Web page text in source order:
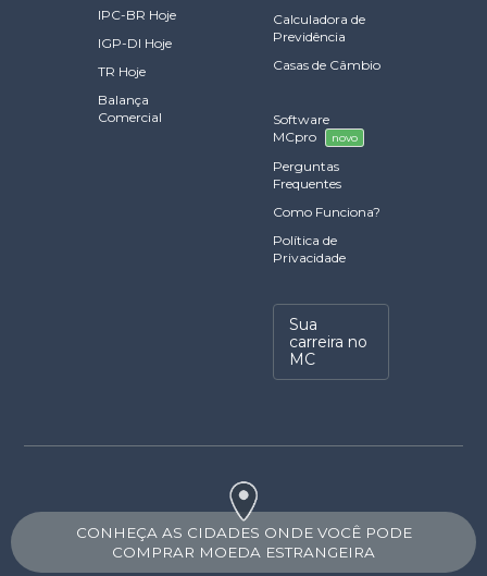
IPC-BR Hoje
IGP-DI Hoje
TR Hoje
Balança
Comercial
Calculadora de
Previdência
Casas de Câmbio
Software
MCpro
novo
Perguntas
Frequentes
Como Funciona?
Política de
Privacidade
Sua
carreira no
MC
CONHEÇA AS CIDADES ONDE VOCÊ PODE
COMPRAR MOEDA ESTRANGEIRA